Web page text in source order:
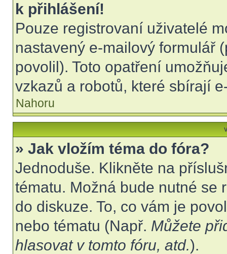
k přihlášení!
Pouze registrovaní uživatelé
nastavený e-mailový formulář
povolil). Toto opatření
vzkazů a robotů, které sbírají
Nahoru
» Jak vložím téma do fóra?
Jednoduše. Klikněte na
tématu. Možná bude nutné se
do diskuze. To, co vám je
nebo tématu (Např. Můžete
hlasovat v tomto fóru, atd.).